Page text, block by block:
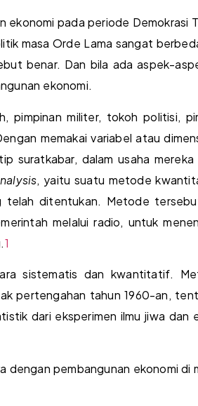
pada periode Demokrasi
masa Orde Lama sangat
benar. Dan bila ada aspek-
ekonomi.
pimpinan militer, tokoh politisi,
memakai variabel atau
suratkabar, dalam usaha mereka
, yaitu suatu metode
ditentukan. Metode
melalui radio, untuk
1
sistematis dan kwantitatif.
pertengahan tahun 1960-an,
dari eksperimen ilmu jiwa dan
dengan pembangunan ekonomi di